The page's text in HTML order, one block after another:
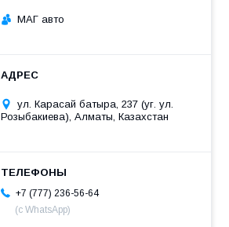
МАГ авто
ул. Карасай батыра, 237 (уг. ул.
Розыбакиева), Алматы, Казахстан
+7 (777) 236-56-64
(с WhatsApp)